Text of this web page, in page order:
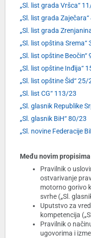
„Sl. list grada Vršca“
„Sl. list grada
„Sl. list grada
„Sl. list opština Srema“
„Sl. list opštine Beočin“
„Sl. list opštine Inđija“
„Sl. list opštine Šid“ 25/
„Sl. list CG“ 113/23
„Sl. glasnik Republike
„Sl. glasnik BiH“ 80/23
„Sl. novine Federacije
Među novim
Pravilnik o
ostvarivanje
motorno gorivo
svrhe („Sl.
Uputstvo za
kompetencija
Pravilnik o
ugovorima i